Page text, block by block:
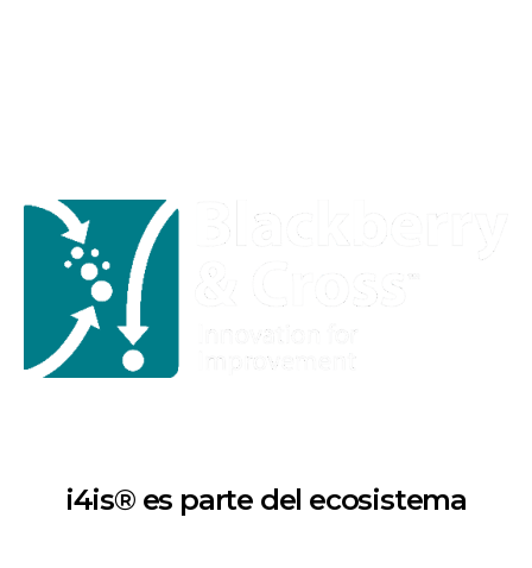
i4is® es parte del ecosistema